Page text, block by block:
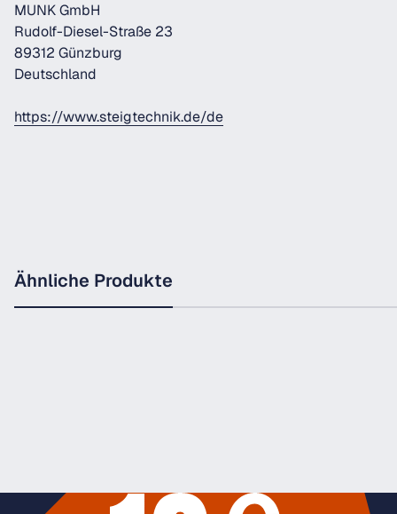
MUNK GmbH
Rudolf-Diesel-Straße 23
89312 Günzburg
Deutschland
https://www.steigtechnik.de/de
Ähnliche Produkte